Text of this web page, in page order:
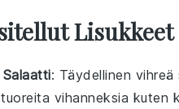
Lisukkeet
: Täydellinen vihreä
vihanneksia kuten